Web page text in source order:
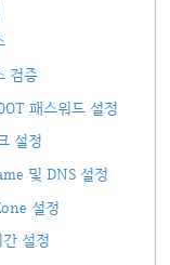
검증
패스워드 설정
설정
및 DNS 설정
설정
설정